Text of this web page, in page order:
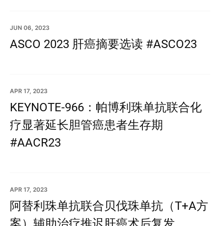
JUN 06, 2023
ASCO 2023 肝癌摘要选读 #ASCO23
APR 17, 2023
KEYNOTE-966：帕博利珠单抗联合化
疗显著延长胆管癌患者生存期
#AACR23
APR 17, 2023
阿替利珠单抗联合贝伐珠单抗（T+A方